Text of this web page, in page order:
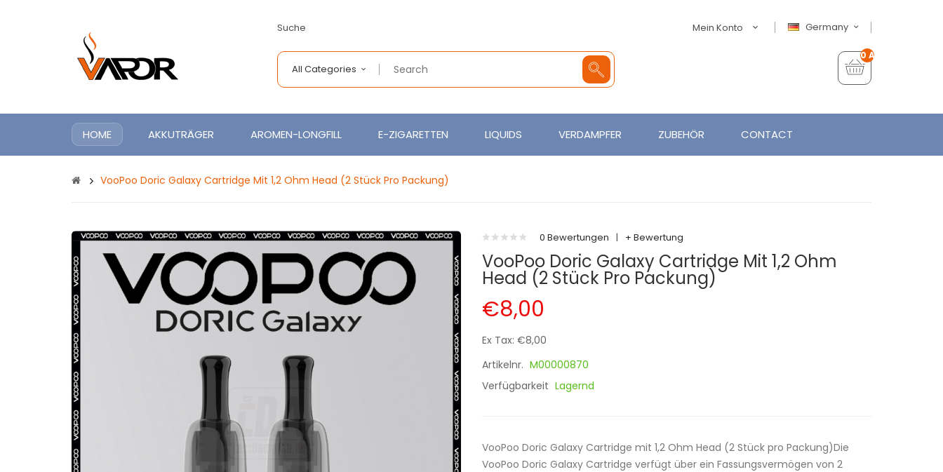
Suche Germany
Mein Konto
All Categories
0 Artikel - €0,00
HOME AKKUTRÄGER AROMEN-LONGFILL E-ZIGARETTEN LIQUIDS VERDAMPFER ZUBEHÖR CONTACT
VooPoo Doric Galaxy Cartridge Mit 1,2 Ohm Head (2 Stück Pro Packung)
0 Bewertungen | + Bewertung
VooPoo Doric Galaxy Cartridge Mit 1,2 Ohm
Head (2 Stück Pro Packung)
€8,00
Ex Tax: €8,00
Artikelnr. M00000870
Verfügbarkeit Lagernd
VooPoo Doric Galaxy Cartridge mit 1,2 Ohm Head (2 Stück pro Packung)Die
VooPoo Doric Galaxy Cartridge verfügt über ein Fassungsvermögen von 2